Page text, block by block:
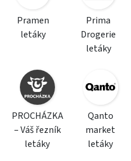
Pramen
letáky
Prima
Drogerie
letáky
PROCHÁZKA
– Váš řezník
letáky
Qanto
market
letáky